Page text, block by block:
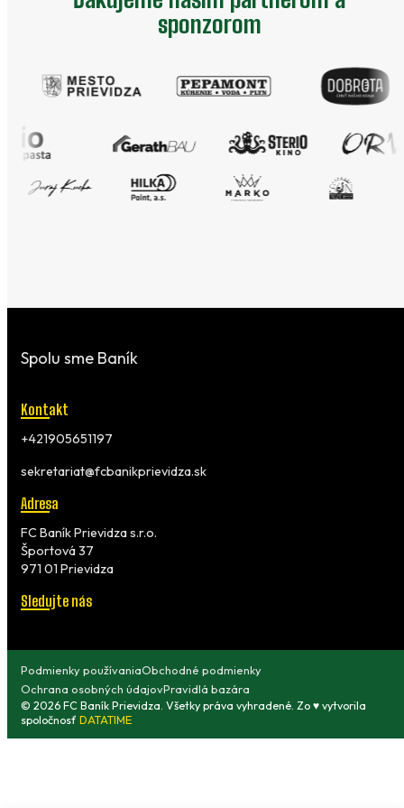
sponzorom
Spolu sme Baník
Kontakt
+421905651197
sekretariat@fcbanikprievidza.sk
Adresa
FC Baník Prievidza s.r.o.
Športová 37
971 01 Prievidza
Sledujte nás
© 2026 FC Baník Prievidza. Všetky práva vyhradené. Zo ♥ vytvorila
spoločnosť DATATIME
Podmienky používaniaObchodné podmienky
Ochrana osobných údajovPravidlá bazára